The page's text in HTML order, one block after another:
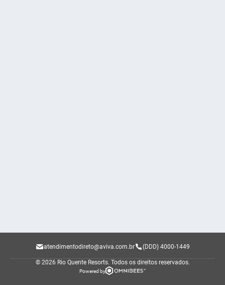
atendimentodireto@aviva.com.br (DDD) 4000-1449
© 2026 Rio Quente Resorts. Todos os direitos reservados.
Powered by